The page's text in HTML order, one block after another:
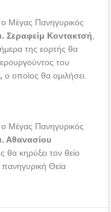
Μέγας Πανηγυρικός
Σεραφείμ Κοντακτσή
της εορτής θα
του
ο οποίος θα ομιλήσει.
Μέγας Πανηγυρικός
Αθανασίου
θα κηρύξει τον θείο
Θεία